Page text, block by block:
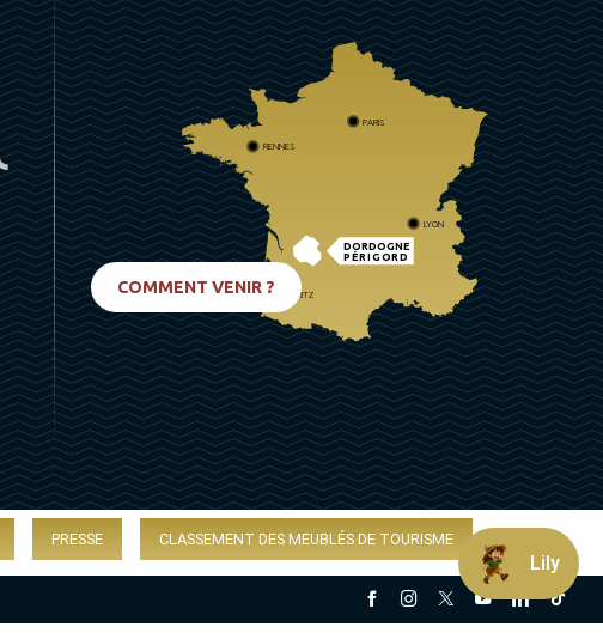
DORDOGNE
PÉRIGORD
PARIS
RENNES
LYON
BIARRITZ
COMMENT VENIR ?
PRESSE CLASSEMENT DES MEUBLÉS DE TOURISME
Lily